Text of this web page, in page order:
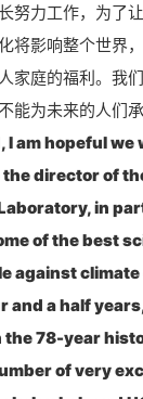
努力工作，为了
将影响整个世界
家庭的福利。我
能为未来的人们承
I am hopeful we
the director of
in
of the best
against climate
and a half
78-year
of very